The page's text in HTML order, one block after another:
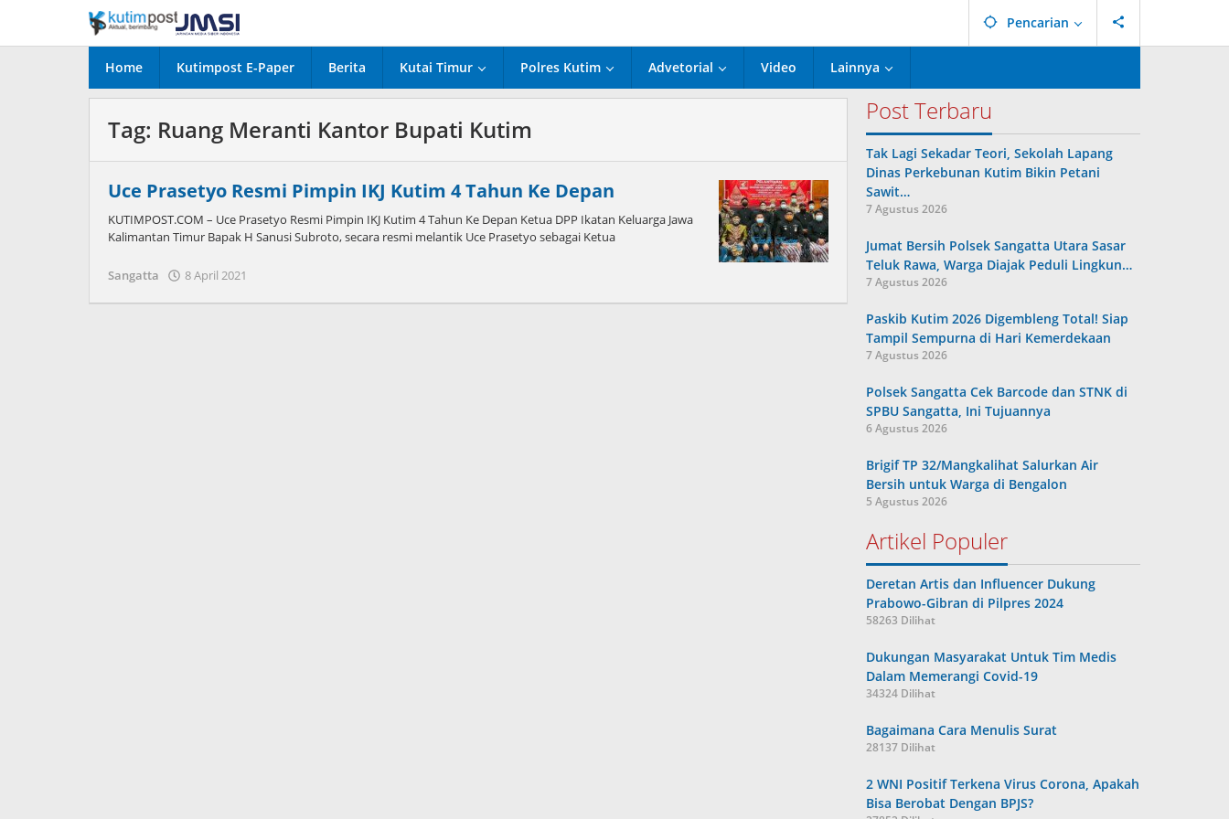
konten
Pencarian
Home Kutimpost E-Paper Berita Kutai Timur Polres Kutim Advetorial Video Lainnya
Tag: Ruang Meranti Kantor Bupati Kutim
Uce Prasetyo Resmi Pimpin IKJ Kutim 4 Tahun Ke Depan
KUTIMPOST.COM – Uce Prasetyo Resmi Pimpin IKJ Kutim 4 Tahun Ke Depan Ketua DPP Ikatan Keluarga Jawa
Kalimantan Timur Bapak H Sanusi Subroto, secara resmi melantik Uce Prasetyo sebagai Ketua
Sangatta 8 April 2021
Post Terbaru
Tak Lagi Sekadar Teori, Sekolah Lapang
Dinas Perkebunan Kutim Bikin Petani
Sawit…
7 Agustus 2026
Jumat Bersih Polsek Sangatta Utara Sasar
Teluk Rawa, Warga Diajak Peduli Lingkun…
7 Agustus 2026
Paskib Kutim 2026 Digembleng Total! Siap
Tampil Sempurna di Hari Kemerdekaan
7 Agustus 2026
Polsek Sangatta Cek Barcode dan STNK di
SPBU Sangatta, Ini Tujuannya
6 Agustus 2026
Brigif TP 32/Mangkalihat Salurkan Air
Bersih untuk Warga di Bengalon
5 Agustus 2026
Artikel Populer
Deretan Artis dan Influencer Dukung
Prabowo-Gibran di Pilpres 2024
58263 Dilihat
Dukungan Masyarakat Untuk Tim Medis
Dalam Memerangi Covid-19
34324 Dilihat
Bagaimana Cara Menulis Surat
28137 Dilihat
2 WNI Positif Terkena Virus Corona, Apakah
Bisa Berobat Dengan BPJS?